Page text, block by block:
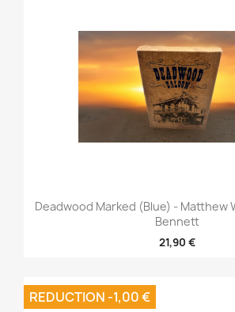
Deadwood Marked (Blue) - Matthew
Bennett
21,90 €
REDUCTION -1,00 €